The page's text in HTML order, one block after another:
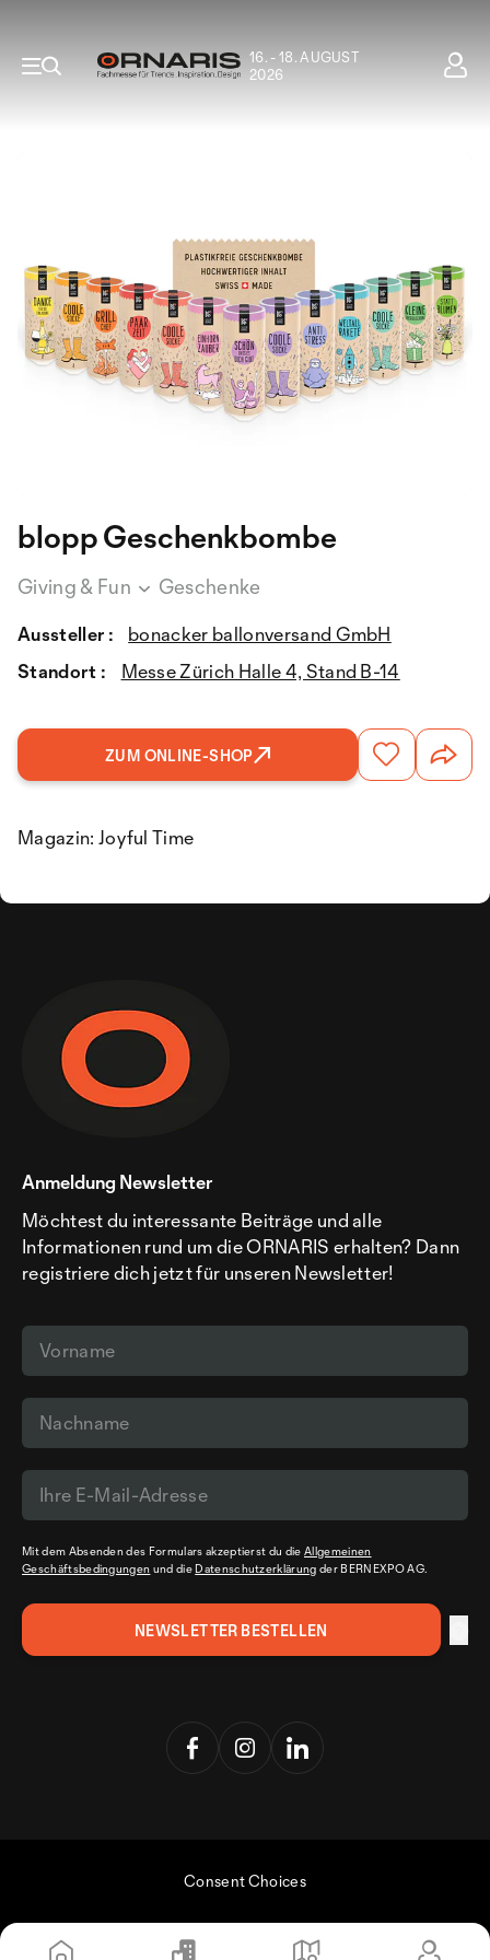
16. - 18. AUGUST
2026
blopp Geschenkbombe
Giving & Fun Geschenke
Aussteller :
bonacker ballonversand GmbH
Standort :
Messe Zürich Halle 4, Stand B-14
ZUM ONLINE-SHOP
Magazin: Joyful Time
Anmeldung Newsletter
Möchtest du interessante Beiträge und alle
Informationen rund um die ORNARIS erhalten? Dann
registriere dich jetzt für unseren Newsletter!
Mit dem Absenden des Formulars akzeptierst du dieAllgemeinen
Geschäftsbedingungen und die Datenschutzerklärung der BERNEXPO AG.
Consent Choices